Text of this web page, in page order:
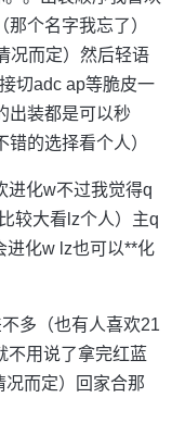
个名字我忘了）
况而定）然后轻语
切adc ap等脆皮一
出装都是可以秒
的选择看个人）
进化w不过我觉得q
较大看lz个人）主q
进化w lz也可以**化
多（也有人喜欢21
不用说了拿完红蓝
况而定）回家合那